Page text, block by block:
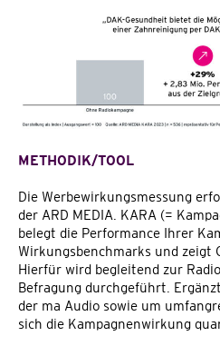
METHODIK/TOOL
Die Werbewirkungsmessung
der ARD MEDIA. KARA (=
belegt die Performance Ihrer
Wirkungsbenchmarks und zeigt
Hierfür wird begleitend zur
Befragung durchgeführt.
der ma Audio sowie um
sich die Kampagnenwirkung